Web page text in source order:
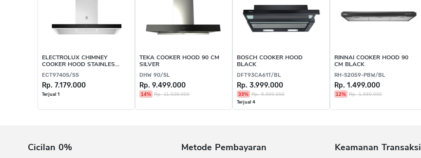
ELECTROLUX CHIMNEY
COOKER HOOD STAINLESS
ECT9740S/SS
Rp. 7.179.000
Terjual 1
TEKA COOKER HOOD 90 CM
SILVER
DHW 90/SL
Rp. 9.499.000
14% Rp. 11.028.000
BOSCH COOKER HOOD
BLACK
DFT93CA61T/BL
Rp. 3.999.000
33% Rp. 5.909.000
Terjual 4
RINNAI COOKER HOOD 90
CM BLACK
RH-S2059-PBW/BL
Rp. 1.499.000
12% Rp. 1.689.000
Cicilan 0% Metode Pembayaran Keamanan Transaksi